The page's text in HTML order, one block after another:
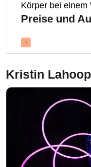
Körper bei einem
Preise und
Kristin Lahoop